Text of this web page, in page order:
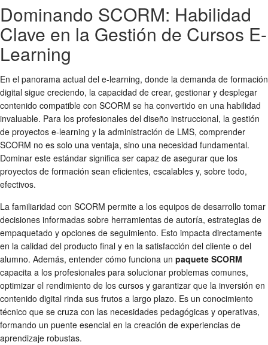
Dominando SCORM: Habilidad
Clave en la Gestión de Cursos E-
Learning
En el panorama actual del e-learning, donde la demanda de formación
digital sigue creciendo, la capacidad de crear, gestionar y desplegar
contenido compatible con SCORM se ha convertido en una habilidad
invaluable. Para los profesionales del diseño instruccional, la gestión
de proyectos e-learning y la administración de LMS, comprender
SCORM no es solo una ventaja, sino una necesidad fundamental.
Dominar este estándar significa ser capaz de asegurar que los
proyectos de formación sean eficientes, escalables y, sobre todo,
efectivos.
La familiaridad con SCORM permite a los equipos de desarrollo tomar
decisiones informadas sobre herramientas de autoría, estrategias de
empaquetado y opciones de seguimiento. Esto impacta directamente
en la calidad del producto final y en la satisfacción del cliente o del
alumno. Además, entender cómo funciona un paquete SCORM
capacita a los profesionales para solucionar problemas comunes,
optimizar el rendimiento de los cursos y garantizar que la inversión en
contenido digital rinda sus frutos a largo plazo. Es un conocimiento
técnico que se cruza con las necesidades pedagógicas y operativas,
formando un puente esencial en la creación de experiencias de
aprendizaje robustas.